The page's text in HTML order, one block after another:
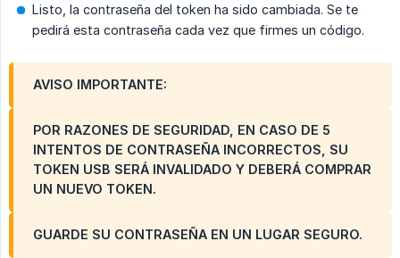
Listo, la contraseña del token ha sido cambiada. Se te
pedirá esta contraseña cada vez que firmes un código.
AVISO IMPORTANTE:
POR RAZONES DE SEGURIDAD, EN CASO DE 5
INTENTOS DE CONTRASEÑA INCORRECTOS, SU
TOKEN USB SERÁ INVALIDADO Y DEBERÁ COMPRAR
UN NUEVO TOKEN.
GUARDE SU CONTRASEÑA EN UN LUGAR SEGURO.